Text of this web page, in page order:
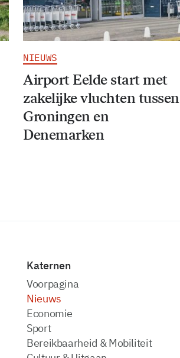
NIEUWS
Airport Eelde start met
zakelijke vluchten tussen
Groningen en
Denemarken
Katernen
Voorpagina
Nieuws
Economie
Sport
Bereikbaarheid & Mobiliteit